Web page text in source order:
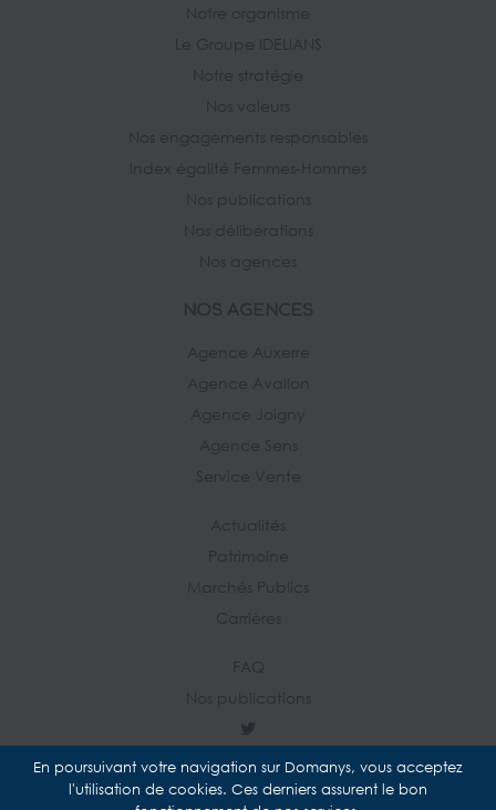
Notre organisme
Le Groupe IDELIANS
Notre stratégie
Nos valeurs
Nos engagements responsables
Index égalité Femmes-Hommes
Nos publications
Nos délibérations
Nos agences
NOS AGENCES
Agence Auxerre
Agence Avallon
Agence Joigny
Agence Sens
Service Vente
Actualités
Patrimoine
Marchés Publics
Carrières
FAQ
Nos publications
Plan du site Mentions légales
Données personnelles
En poursuivant votre navigation sur Domanys, vous acceptez
l'utilisation de cookies. Ces derniers assurent le bon